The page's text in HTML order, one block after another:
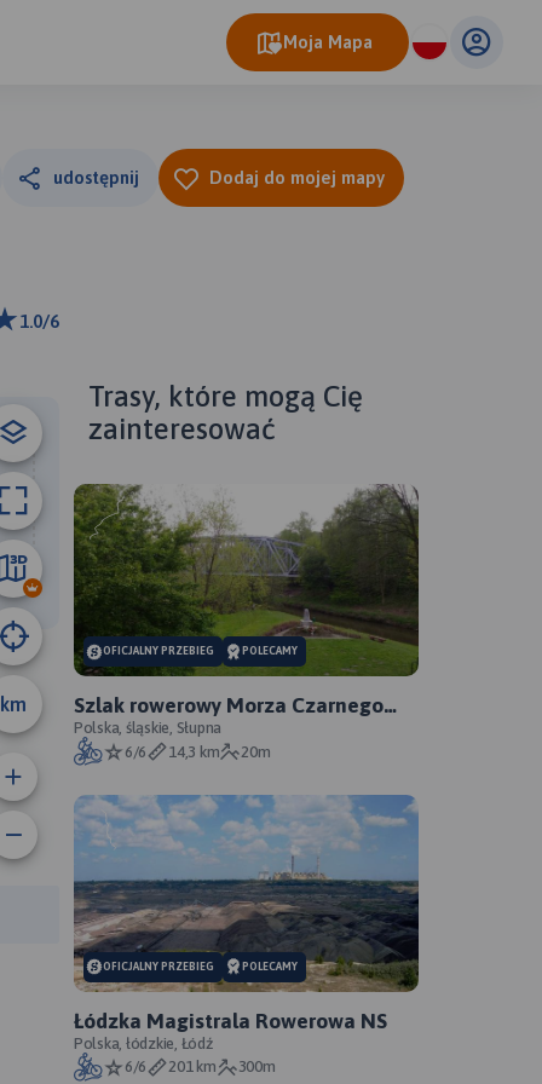
Moja Mapa
udostępnij Dodaj do mojej mapy
1.0/6
km
18 km
Trasy, które mogą Cię
zainteresować
OFICJALNY PRZEBIEG POLECAMY
Szlak rowerowy Morza Czarnego
Sosnowiec - oficjalny przebieg
Polska, śląskie, Słupna
6/6
14,3 km 20m
OFICJALNY PRZEBIEG POLECAMY
Łódzka Magistrala Rowerowa NS
Polska, łódzkie, Łódź
6/6
201 km 300m